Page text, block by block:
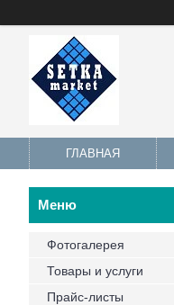
ГЛАВНАЯ
Фотогалерея
Товары и услуги
Прайс-листы